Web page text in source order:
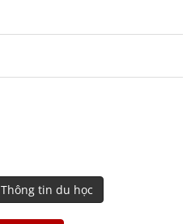
Thông tin du học